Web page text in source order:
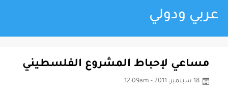
عربي ودولي
مساعي لإحباط المشروع الفلسطيني
18 سبتمبر، 2011 - 12:09am